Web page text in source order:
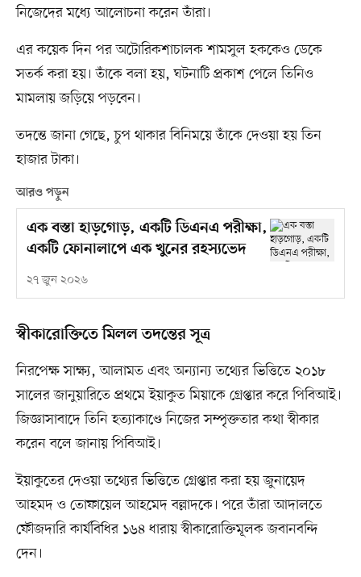
নিজেদের মধ্যে আলোচনা করেন তাঁরা।
এর কয়েক দিন পর অটোরিকশাচালক শামসুল হককেও ডেকে
সতর্ক করা হয়। তাঁকে বলা হয়, ঘটনাটি প্রকাশ পেলে তিনিও
মামলায় জড়িয়ে পড়বেন।
তদন্তে জানা গেছে, চুপ থাকার বিনিময়ে তাঁকে দেওয়া হয় তিন
হাজার টাকা।
আরও পড়ুন
এক বস্তা হাড়গোড়, একটি ডিএনএ পরীক্ষা,
একটি ফোনালাপে এক খুনের রহস্যভেদ
২৭ জুন ২০২৬
স্বীকারোক্তিতে মিলল তদন্তের সূত্র
নিরপেক্ষ সাক্ষ্য, আলামত এবং অন্যান্য তথ্যের ভিত্তিতে ২০১৮
সালের জানুয়ারিতে প্রথমে ইয়াকুত মিয়াকে গ্রেপ্তার করে পিবিআই।
জিজ্ঞাসাবাদে তিনি হত্যাকাণ্ডে নিজের সম্পৃক্ততার কথা স্বীকার
করেন বলে জানায় পিবিআই।
ইয়াকুতের দেওয়া তথ্যের ভিত্তিতে গ্রেপ্তার করা হয় জুনায়েদ
আহমদ ও তোফায়েল আহমেদ বল্লাদকে। পরে তাঁরা আদালতে
ফৌজদারি কার্যবিধির ১৬৪ ধারায় স্বীকারোক্তিমূলক জবানবন্দি
দেন।